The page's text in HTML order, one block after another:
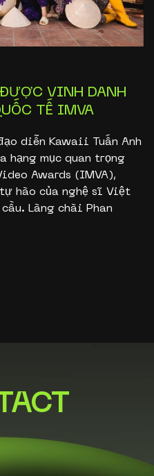
VINH DANH
TẾ IMVA
diễn Kawaii Tuấn Anh
mục quan trọng
Awards (IMVA),
hào của nghệ sĩ Việt
Làng chài Phan